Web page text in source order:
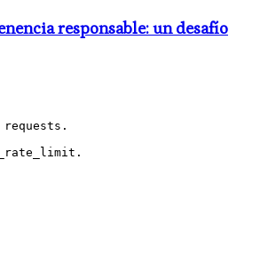
responsable: un desafío